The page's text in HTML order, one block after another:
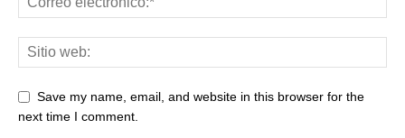
Save my name, email, and website in this browser for the
next time I comment.